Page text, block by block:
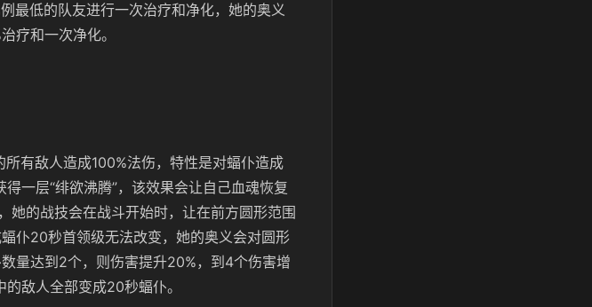
最低的队友进行一次治疗和净化，她的奥义
疗和一次净化。
有敌人造成100%法伤，特性是对蝠仆造成
一层“绯欲沸腾”，该效果会让自己血魂恢复
她的战技会在战斗开始时，让在前方圆形范围
仆20秒首领级无法改变，她的奥义会对圆形
量达到2个，则伤害提升20%，到4个伤害增
敌人全部变成20秒蝠仆。